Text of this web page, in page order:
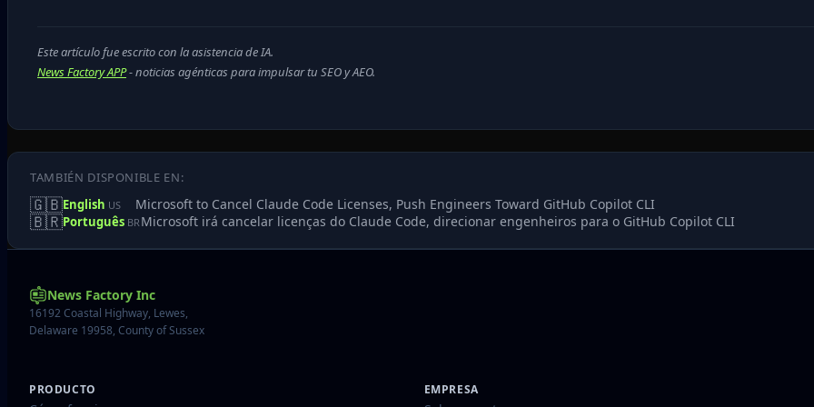
Este artículo fue escrito con la asistencia de IA.
News Factory APP- noticias agénticas para impulsar tu SEO y AEO.
TAMBIÉN DISPONIBLE EN:
🇬🇧English US Microsoft to Cancel Claude Code Licenses, Push Engineers Toward GitHub Copilot CLI
🇧🇷Português BR Microsoft irá cancelar licenças do Claude Code, direcionar engenheiros para o GitHub Copilot CLI
News Factory Inc
16192 Coastal Highway, Lewes,
Delaware 19958, County of Sussex
PRODUCTO EMPRESA